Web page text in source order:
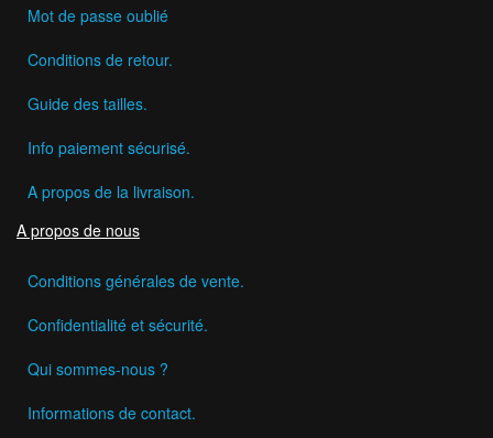
Mot de passe oublié
Conditions de retour.
Guide des tailles.
Info paiement sécurisé.
A propos de la livraison.
A propos de nous
Conditions générales de vente.
Confidentialité et sécurité.
Qui sommes-nous ?
Informations de contact.